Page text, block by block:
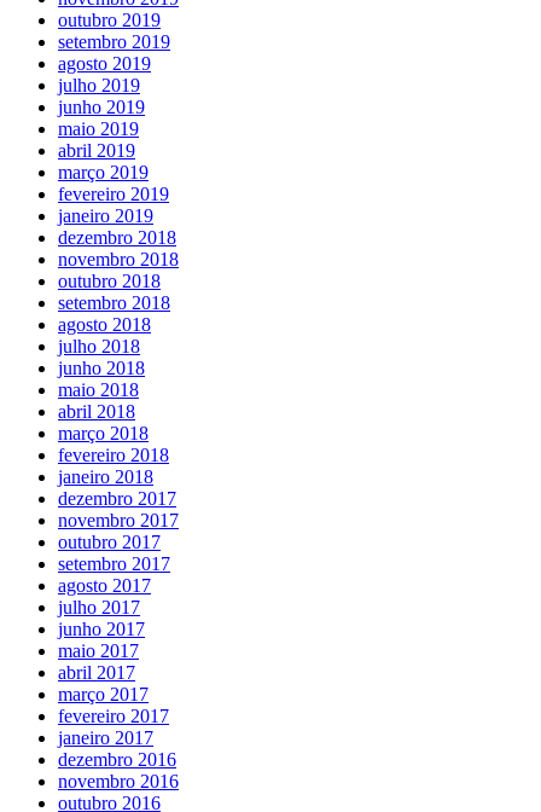
outubro 2019
setembro 2019
agosto 2019
julho 2019
junho 2019
maio 2019
abril 2019
março 2019
fevereiro 2019
janeiro 2019
dezembro 2018
novembro 2018
outubro 2018
setembro 2018
agosto 2018
julho 2018
junho 2018
maio 2018
abril 2018
março 2018
fevereiro 2018
janeiro 2018
dezembro 2017
novembro 2017
outubro 2017
setembro 2017
agosto 2017
julho 2017
junho 2017
maio 2017
abril 2017
março 2017
fevereiro 2017
janeiro 2017
dezembro 2016
novembro 2016
outubro 2016